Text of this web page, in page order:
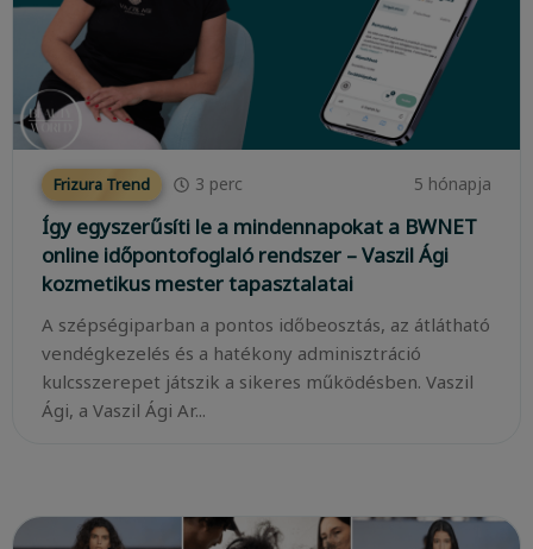
Frizura Trend 3 perc 5 hónapja
Így egyszerűsíti le a mindennapokat a BWNET
online időpontofoglaló rendszer – Vaszil Ági
kozmetikus mester tapasztalatai
A szépségiparban a pontos időbeosztás, az átlátható
vendégkezelés és a hatékony adminisztráció
kulcsszerepet játszik a sikeres működésben. Vaszil
Ági, a Vaszil Ági Ar...